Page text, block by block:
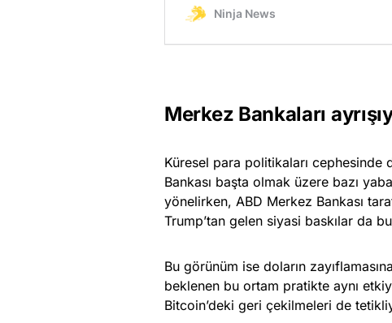
Merkez Bankaları
Küresel para politikaları
Bankası başta olmak üzere bazı
yönelirken, ABD Merkez Bankası
Trump’tan gelen siyasi baskılar da
Bu görünüm ise doların
beklenen bu ortam pratikte aynı
Bitcoin’deki geri çekilmeleri de